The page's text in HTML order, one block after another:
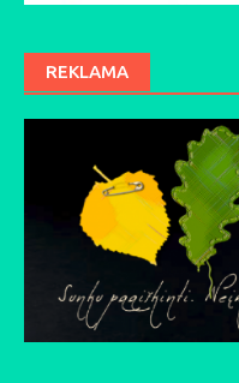
REKLAMA